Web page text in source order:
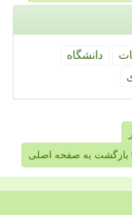
دانشگاه
بازگشت به صفحه اصلی